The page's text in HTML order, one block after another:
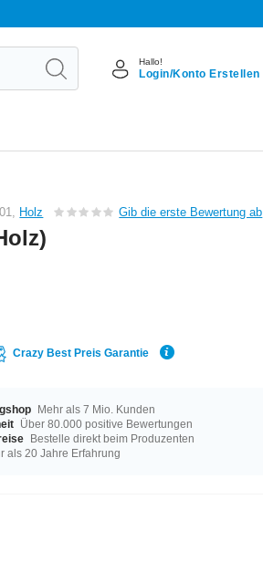
Hallo!
Login/Konto Erstellen
Holz Gib die erste Bewertung ab
Crazy Best Preis Garantie
Mehr als 7 Mio. Kunden
Über 80.000 positive Bewertungen
Bestelle direkt beim Produzenten
als 20 Jahre Erfahrung